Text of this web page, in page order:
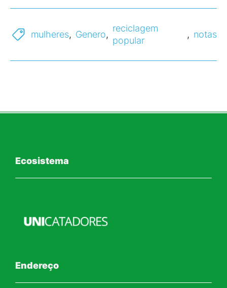
mulheres, Genero,
reciclagem
popular
, notas
Ecosistema
Endereço